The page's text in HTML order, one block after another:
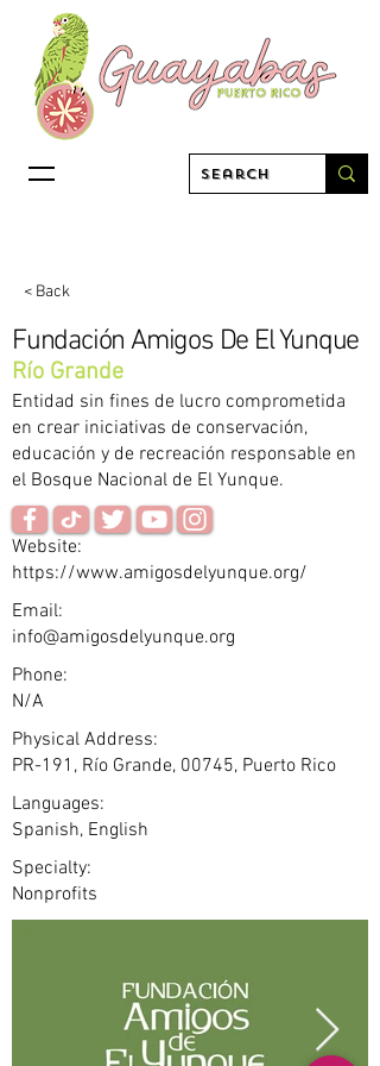
< Back
Fundación Amigos De El Yunque
Río Grande
Entidad sin fines de lucro comprometida
en crear iniciativas de conservación,
educación y de recreación responsable en
el Bosque Nacional de El Yunque.
Website:
https://www.amigosdelyunque.org/
Email:
info@amigosdelyunque.org
Phone:
N/A
Physical Address:
PR-191, Río Grande, 00745, Puerto Rico
Languages:
Spanish, English
Specialty:
Nonprofits